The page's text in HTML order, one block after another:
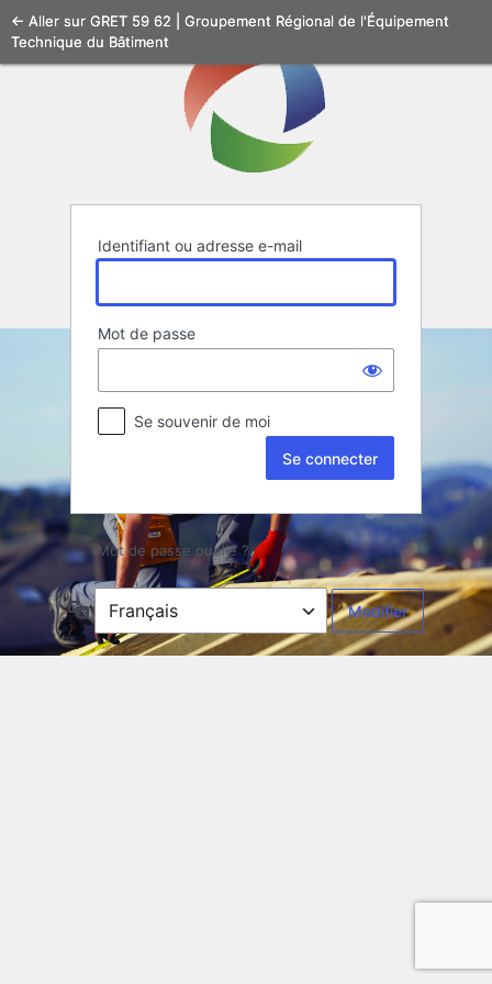
Se
connecter
Identifiant ou adresse e-mail
Mot de passe
Se souvenir de moi
Mot de passe oublié ?
← Aller sur GRET 59 62 | Groupement Régional de l'Équipement
Technique du Bâtiment
Langue